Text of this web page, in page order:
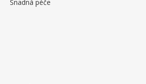
Snadná péče